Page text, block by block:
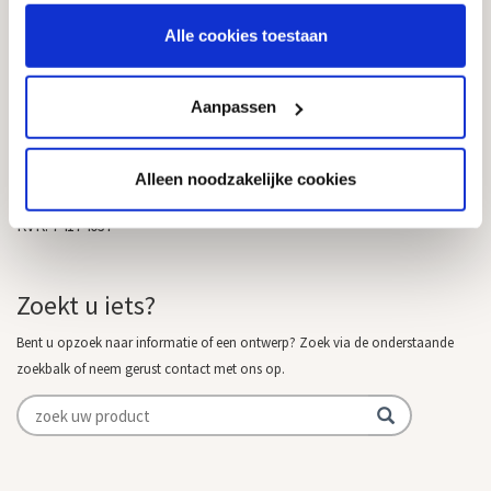
Alle cookies toestaan
Aanpassen
Alleen noodzakelijke cookies
Informatie over grafstenen
Contact
Goedkope Grafstenen
info@goedkope-grafstenen.nl
KVK: 74174037
Zoekt u iets?
Bent u opzoek naar informatie of een ontwerp? Zoek via de onderstaande
zoekbalk of neem gerust contact met ons op.